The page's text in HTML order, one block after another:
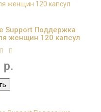
Support Поддержка
женщин 120 капсул
р.